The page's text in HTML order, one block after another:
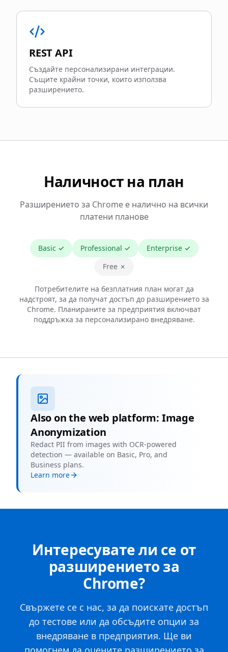
REST API
Създайте персонализирани интеграции.
Същите крайни точки, които използва
разширението.
Наличност на план
Разширението за Chrome е налично на всички
платени планове
Basic ✓ Professional ✓ Enterprise✓
Free ✗
Потребителите на безплатния план могат да
надстроят, за да получат достъп до разширението за
Chrome. Планираните за предприятия включват
поддръжка за персонализирано внедряване.
Also on the web platform: Image
Anonymization
Redact PII from images with OCR-powered
detection — available on Basic, Pro, and
Business plans.
Learn more
Интересувате ли се от
разширението за
Chrome?
Свържете се с нас, за да поискате достъп
до тестове или да обсъдите опции за
внедряване в предприятия. Ще ви